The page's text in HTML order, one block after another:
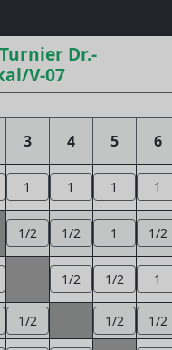
Dr.-
V-07
3 4 5 6
1 1 1 1
1/2 1/2 1 1/2
1/2 1/2 1
1/2 1/2 1/2